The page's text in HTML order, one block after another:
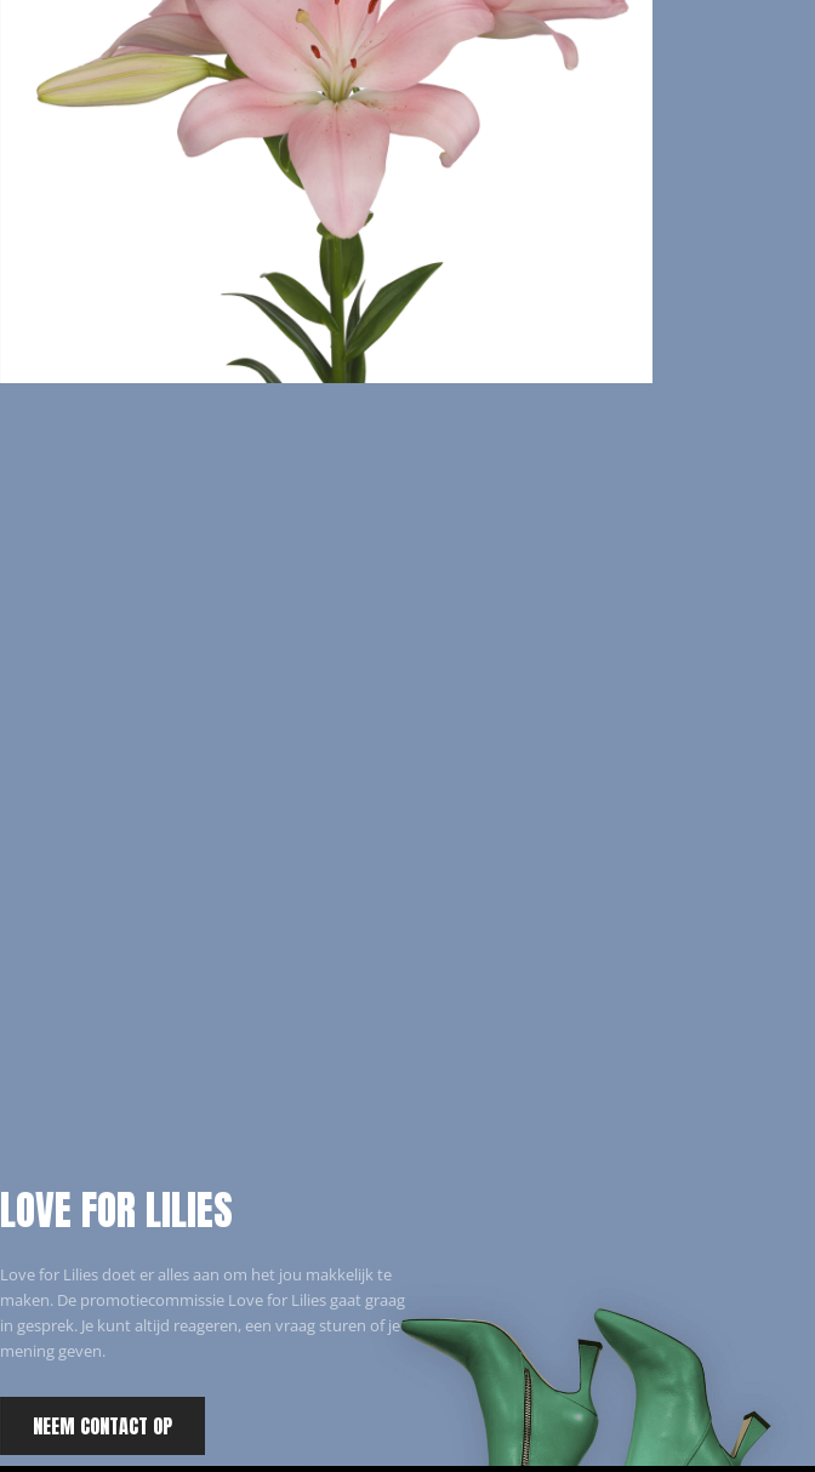
LOVE FOR LILIES
Love for Lilies doet er alles aan om het jou makkelijk te
maken. De promotiecommissie Love for Lilies gaat graag
in gesprek. Je kunt altijd reageren, een vraag sturen of je
mening geven.
NEEM CONTACT OP